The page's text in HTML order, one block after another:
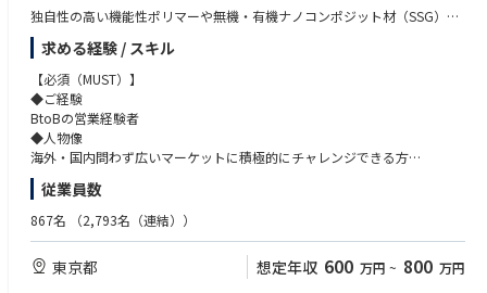
きるやりがいがあります。
○法人営業で培った折衝力・関係構築力・課題把握力は、新規事業開発に
おいてそのまま強みになります。
●社会課題の解決に貢献
○レアメタルや貴金属のリサイクル、LiB（リチウムイオンバッテリー）
リサイクルなどを通じて、持続可能な資源循環社会の実現に貢献できま
す。日本の資源戦略にも関わる、社会的意義の大きなテーマです。
●将来のマネージャー候補
○成果に応じて、事業責任者や新規事業マネージャーなど、より大きな裁
量を持つポジションへのチャレンジが可能です。
●腰を据えて挑戦できる
○新規事業開発に従事している期間は、基本的に転勤を伴わず、福島県郡
山市を拠点として事業づくりに集中していただけます。
独自性の高い機能性ポリマーや無機・有機ナノコンポジット材（SSG）を
扱うセールス、マーケティング活動を推進していただきます。
通常の、B to Bの営業活動に加え、顧客との打合せを通し、顧客の希望す
る機能性材料を、顧客と技術開発と共に作り上げる営業活動となります。
求める経験 / スキル
【必須（MUST）】
◆ご経験
BtoBの営業経験者
◆人物像
海外・国内問わず広いマーケットに積極的にチャレンジできる方
【歓迎（WANT）】
①化学メーカーにおける、生産計画/調整等の工場側との対応経験
③海外営業のご経験
従業員数
867名 （2,793名（連結））
東京都 想定年収 600 万円 ~ 800 万円